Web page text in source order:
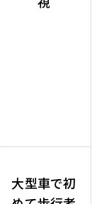
大型車で初